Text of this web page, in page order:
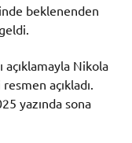
beklenenden
açıklamayla Nikola
açıkladı.
yazında sona